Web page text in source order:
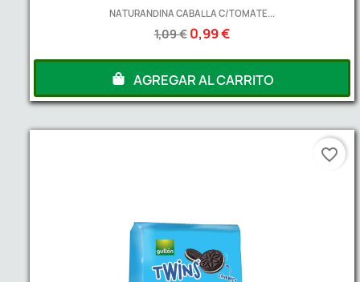
NATURANDINA CABALLA C/TOMATE...
1,09 € 0,99 €
AGREGAR AL CARRITO
favorite_border